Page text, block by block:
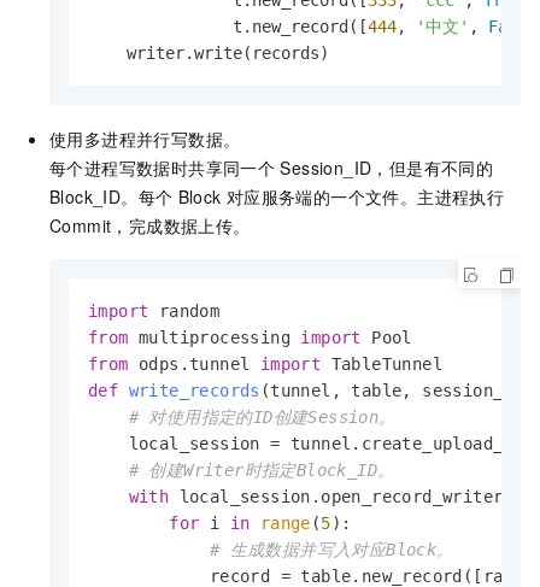
               t.new_record([
444, '中文' , False
    writer.write(records)
使用多进程并行写数据。
每个进程写数据时共享同一个 Session_ID，但是有不同的
Block_ID。每个 Block 对应服务端的一个文件。主进程执行
Commit，完成数据上传。
import
from multiprocessing import
from odps.tunnel import
def write_records (tunnel, table, session_id,
# 对使用指定的ID创建Session。
local_session =
# 创建Writer时指定Block_ID。
with
for i in range (5):
# 生成数据并写入对应Block。
record =